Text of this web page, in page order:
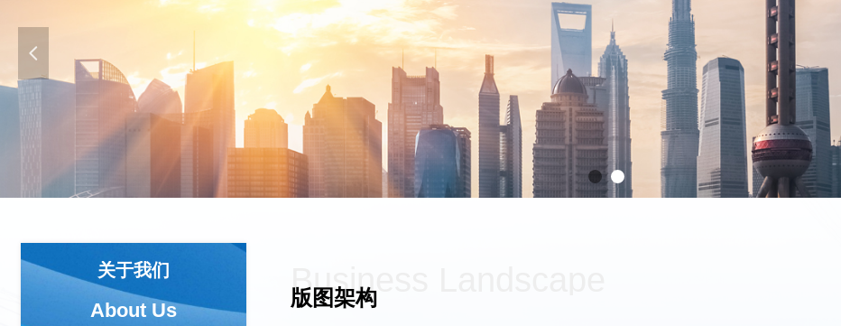
关于我们
About Us
版图架构
Business Landscape
넳